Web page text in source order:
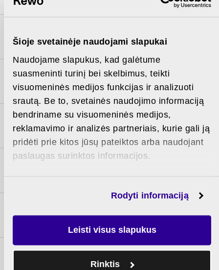
Šioje svetainėje naudojami slapukai
Naudojame slapukus, kad galėtume
suasmeninti turinį bei skelbimus, teikti
visuomeninės medijos funkcijas ir analizuoti
srautą. Be to, svetainės naudojimo informaciją
bendriname su visuomeninės medijos,
reklamavimo ir analizės partneriais, kurie gali ją
pridėti prie kitos jūsų pateiktos arba naudojant
paslaugas surinktos informacijos.
Rodyti informaciją
Leisti visus slapukus
Rinktis
4-14 4 floor 3 rooms 53,92 m
4-13 4 floor 3 rooms 52,79 m 2
4-12 4 floor 3 rooms 66,72 m
5-25 5 floor 3 rooms 77,01 m
4 rooms